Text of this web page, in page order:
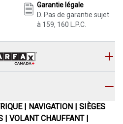
Garantie légale
D. Pas de garantie sujet
à 159, 160 L.P.C.
| NAVIGATION | SIÈGES
| VOLANT CHAUFFANT |